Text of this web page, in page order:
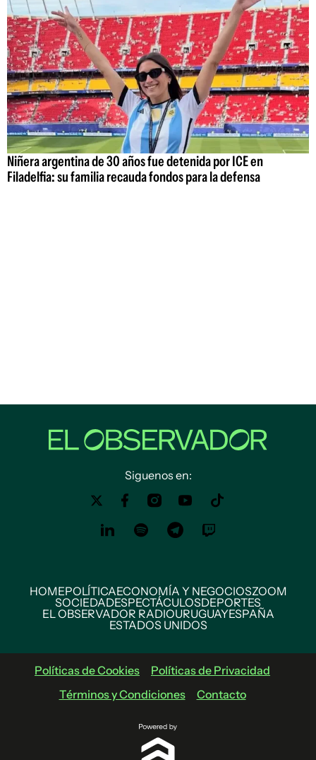
Niñera argentina de 30 años fue detenida por ICE en
Filadelfia: su familia recauda fondos para la defensa
Siguenos en:
HOMEPOLÍTICAECONOMÍA Y NEGOCIOSZOOM
SOCIEDADESPECTÁCULOSDEPORTES
EL OBSERVADOR RADIOURUGUAYESPAÑA
ESTADOS UNIDOS
Políticas de Cookies
Políticas de Privacidad
Términos y Condiciones
Contacto